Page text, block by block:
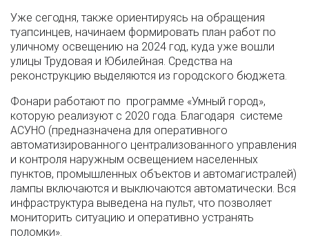
Уже сегодня, также ориентируясь на обращения
туапсинцев, начинаем формировать план работ по
уличному освещению на 2024 год, куда уже вошли
улицы Трудовая и Юбилейная. Средства на
реконструкцию выделяются из городского бюджета.
Фонари работают по программе «Умный город»,
которую реализуют с 2020 года. Благодаря системе
АСУНО (предназначена для оперативного
автоматизированного централизованного управления
и контроля наружным освещением населенных
пунктов, промышленных объектов и автомагистралей)
лампы включаются и выключаются автоматически. Вся
инфраструктура выведена на пульт, что позволяет
мониторить ситуацию и оперативно устранять
поломки».